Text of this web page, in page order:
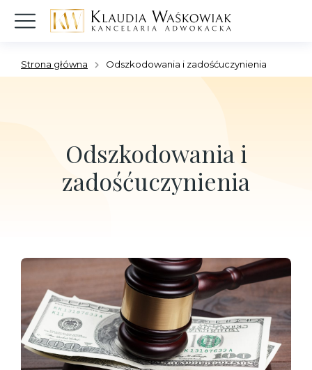
Jesteś tutaj:
Strona główna Odszkodowania i zadośćuczynienia
Odszkodowania i
zadośćuczynienia